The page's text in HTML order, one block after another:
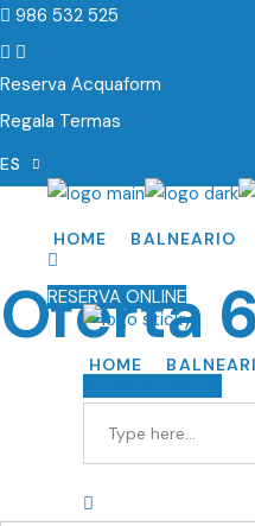
986 532 525
Reserva Acquaform
Regala Termas
ES
HOME BALNEARIO
RESERVA ONLINE
HOME
Oferta